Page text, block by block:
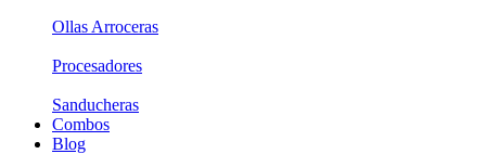
Ollas Arroceras
Procesadores
Sanducheras
Combos
Blog